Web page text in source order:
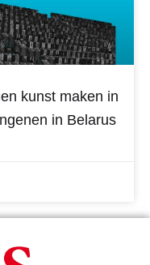
kunst maken in
in Belarus